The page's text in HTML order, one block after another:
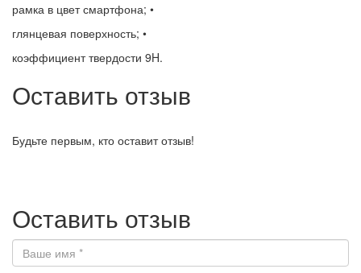
рамка в цвет смартфона; •
глянцевая поверхность; •
коэффициент твердости 9H.
Оставить отзыв
Будьте первым, кто оставит отзыв!
Оставить отзыв